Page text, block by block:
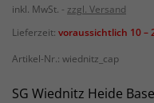
inkl. MwSt.
zzgl. Versand
Lieferzeit: voraussichtlich 10 –
Artikel-Nr.: wiednitz_cap
SG Wiednitz Heide